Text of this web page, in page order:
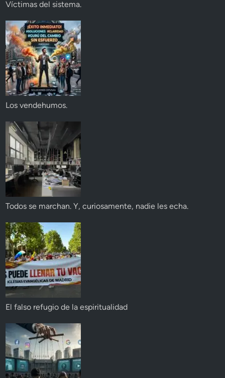
Víctimas del sistema.
Los vendehumos.
Todos se marchan. Y, curiosamente, nadie les echa.
El falso refugio de la espiritualidad